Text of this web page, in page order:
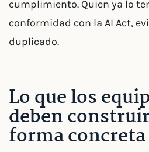
cumplimiento. Quien ya lo
conformidad con la AI Act,
duplicado.
Lo que los
deben
forma concreta